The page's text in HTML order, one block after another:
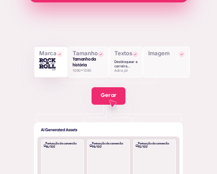
Marca Tamanho
Tamanho da
história
1080x1080
Textos
Desbloquear a
carreira...
Adira já!
Imagem
Gerar
Pontuação de conversão
96/100
Pontuação de conversão
94/100
Pontuação de conversão
92/100